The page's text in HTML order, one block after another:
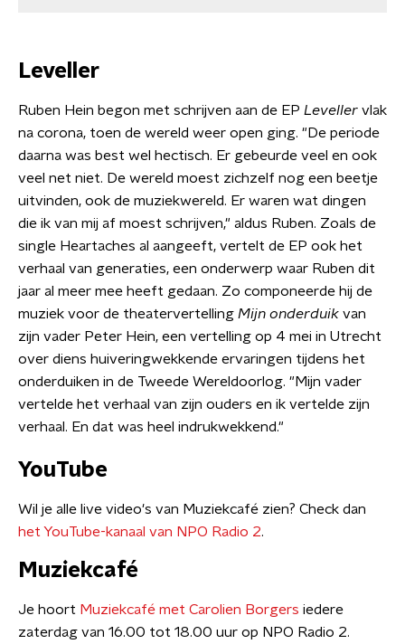
Leveller
Ruben Hein begon met schrijven aan de EP Leveller vlak
na corona, toen de wereld weer open ging. "De periode
daarna was best wel hectisch. Er gebeurde veel en ook
veel net niet. De wereld moest zichzelf nog een beetje
uitvinden, ook de muziekwereld. Er waren wat dingen
die ik van mij af moest schrijven," aldus Ruben. Zoals de
single Heartaches al aangeeft, vertelt de EP ook het
verhaal van generaties, een onderwerp waar Ruben dit
jaar al meer mee heeft gedaan. Zo componeerde hij de
muziek voor de theatervertelling Mijn onderduik van
zijn vader Peter Hein, een vertelling op 4 mei in Utrecht
over diens huiveringwekkende ervaringen tijdens het
onderduiken in de Tweede Wereldoorlog. "Mijn vader
vertelde het verhaal van zijn ouders en ik vertelde zijn
verhaal. En dat was heel indrukwekkend."
YouTube
Wil je alle live video's van Muziekcafé zien? Check dan
het YouTube-kanaal van NPO Radio 2.
Muziekcafé
Je hoort Muziekcafé met Carolien Borgers iedere
zaterdag van 16.00 tot 18.00 uur op NPO Radio 2.